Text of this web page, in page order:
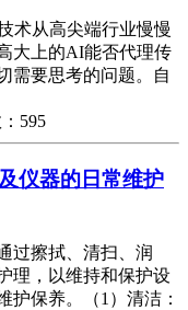
术从高尖端行业慢慢
大上的AI能否代理传
需要思考的问题。自
595
仪器的日常维护
过擦拭、清扫、润
理，以维持和保护设
护保养。（1）清洁：